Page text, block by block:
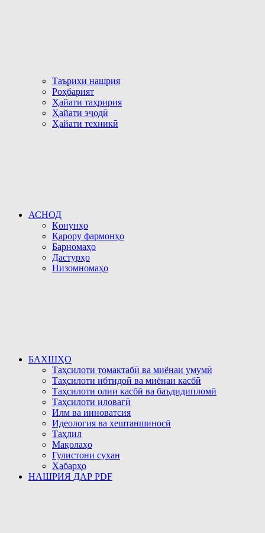
Таърихи нашрия
Роҳбарият
Ҳайати таҳририя
Ҳайати эҷодӣ
Ҳайати техникӣ
АСНОД
Қонунҳо
Қарору фармонҳо
Барномаҳо
Дастурҳо
Низомномаҳо
БАХШҲО
Таҳсилоти томактабӣ ва миёнаи умумӣ
Таҳсилоти ибтидоӣ ва миёнаи касбӣ
Таҳсилоти олии касбӣ ва баъдидипломӣ
Таҳсилоти иловагӣ
Илм ва инноватсия
Идеология ва хештаншиносӣ
Таҳлил
Мақолаҳо
Гулистони сухан
Хабарҳо
НАШРИЯ ДАР PDF